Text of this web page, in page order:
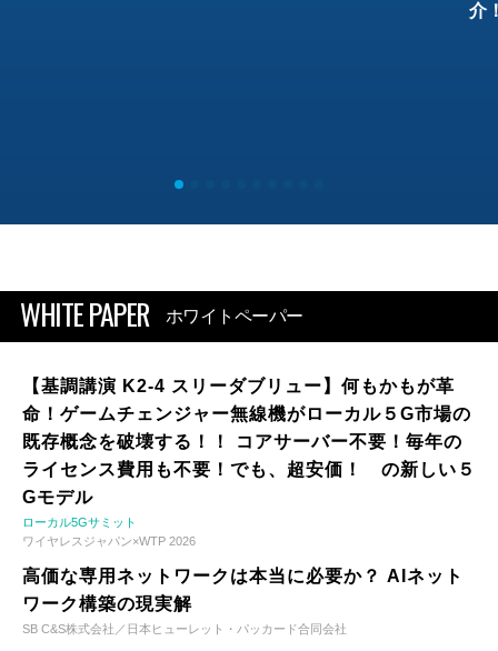
介
WHITE PAPER ホワイトペーパー
【基調講演 K2-4 スリーダブリュー】何もかもが革
命！ゲームチェンジャー無線機がローカル５G市場の
既存概念を破壊する！！ コアサーバー不要！毎年の
ライセンス費用も不要！でも、超安価！ の新しい５
Gモデル
ローカル5Gサミット
ワイヤレスジャパン×WTP 2026
高価な専用ネットワークは本当に必要か？ AIネット
ワーク構築の現実解
SB C&S株式会社／日本ヒューレット・パッカード合同会社